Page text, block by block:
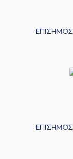
ΕΠΙΣΗΜΟΣ
ΕΠΙΣΗΜΟΣ